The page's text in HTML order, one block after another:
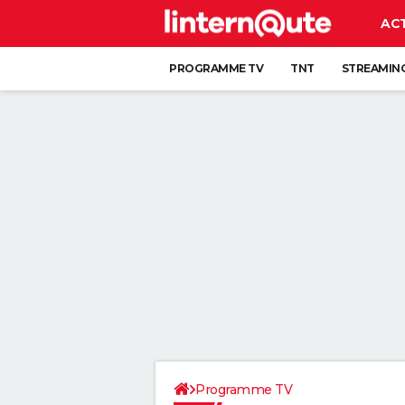
PROGRAMME TV TNT
Programme TV